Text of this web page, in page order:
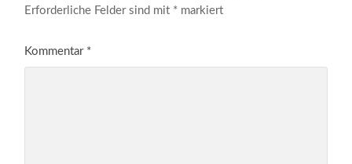
Erforderliche Felder sind mit * markiert
Kommentar *